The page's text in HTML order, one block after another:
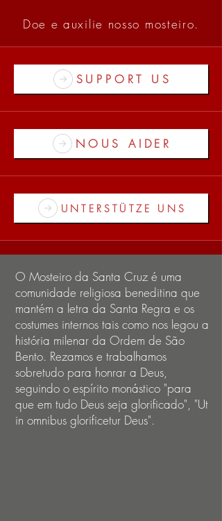
Doe e auxilie nosso mosteiro.
SUPPORT US
NOUS AIDER
UNTERSTÜTZE UNS
O Mosteiro da Santa Cruz é uma
comunidade religiosa beneditina que
mantém a letra da Santa Regra e os
costumes internos tais como nos legou a
história milenar da Ordem de São
Bento. Rezamos e trabalhamos
sobretudo para honrar a Deus,
seguindo o espírito monástico "para
que em tudo Deus seja glorificado", "Ut
in omnibus glorificetur Deus".